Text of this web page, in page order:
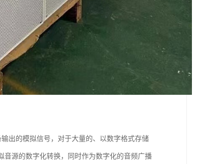
出的模拟信号，对于大量的、以数字格式存储
源的数字化转换，同时作为数字化的音频广播